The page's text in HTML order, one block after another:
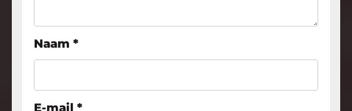
Naam *
E-mail *